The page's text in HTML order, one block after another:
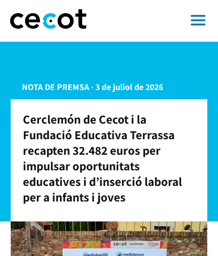
NOTA DE PREMSA · 3 de juliol de 2026
Cerclemón de Cecot i la
Fundació Educativa Terrassa
recapten 32.482 euros per
impulsar oportunitats
educatives i d’inserció laboral
per a infants i joves